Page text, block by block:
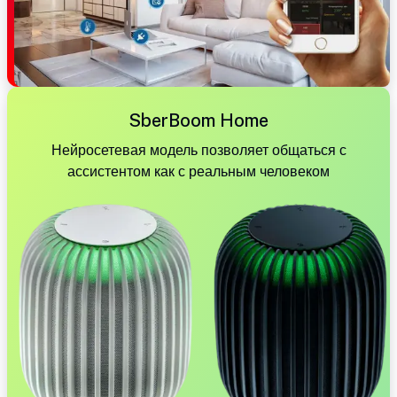
SberBoom Home
Нейросетевая модель позволяет общаться с
ассистентом как с реальным человеком